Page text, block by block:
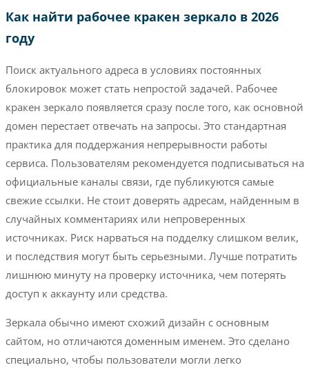
Как найти рабочее кракен зеркало в 2026
году
Поиск актуального адреса в условиях постоянных
блокировок может стать непростой задачей. Рабочее
кракен зеркало появляется сразу после того, как основной
домен перестает отвечать на запросы. Это стандартная
практика для поддержания непрерывности работы
сервиса. Пользователям рекомендуется подписываться на
официальные каналы связи, где публикуются самые
свежие ссылки. Не стоит доверять адресам, найденным в
случайных комментариях или непроверенных
источниках. Риск нарваться на подделку слишком велик,
и последствия могут быть серьезными. Лучше потратить
лишнюю минуту на проверку источника, чем потерять
доступ к аккаунту или средства.
Зеркала обычно имеют схожий дизайн с основным
сайтом, но отличаются доменным именем. Это сделано
специально, чтобы пользователи могли легко